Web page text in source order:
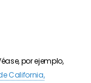
por ejemplo,
California,